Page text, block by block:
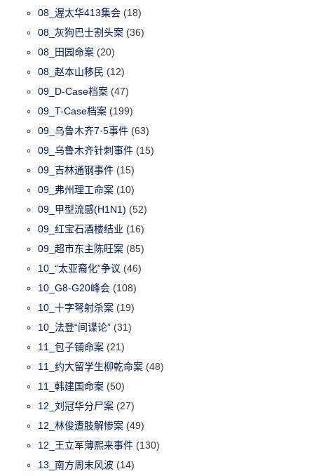
08_渥太华413集会 (18)
08_灰狗巴士割头案 (36)
08_田园命案 (20)
08_赵本山移民 (12)
09_D-Case档案 (47)
09_T-Case档案 (199)
09_乌鲁木齐7·5事件 (63)
09_乌鲁木齐针刺事件 (15)
09_吉林通钢事件 (15)
09_弗州理工命案 (10)
09_甲型流感(H1N1) (52)
09_红宝石酒楼结业 (16)
09_超市东主陈旺案 (85)
10_“太亚裔化”争议 (46)
10_G8-G20峰会 (108)
10_十字弩射杀案 (19)
10_法登“间谍论” (31)
11_包子铺命案 (21)
11_约大留学生柳乾命案 (48)
11_韩建国命案 (50)
12_刘冠华分尸案 (27)
12_林俊遭肢解惨案 (49)
12_王立军薄熙来事件 (130)
13_南方周末风波 (14)